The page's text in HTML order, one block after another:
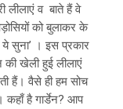
लीलाएं व बाते हैं वे
को बुलाकर के
सुना’ । इस प्रकार
की खेली हुई लीलाएं
हैं। वैसे ही हम सोच
कहाँ है गार्डेन? आप